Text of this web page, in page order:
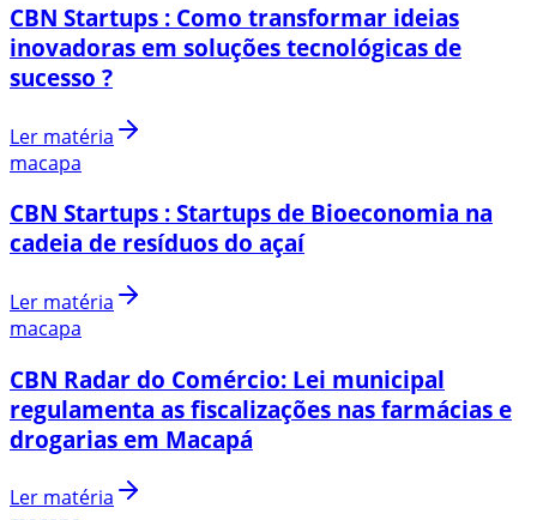
CBN Startups : Como transformar ideias
inovadoras em soluções tecnológicas de
sucesso ?
Ler matéria
macapa
CBN Startups : Startups de Bioeconomia na
cadeia de resíduos do açaí
Ler matéria
macapa
CBN Radar do Comércio: Lei municipal
regulamenta as fiscalizações nas farmácias e
drogarias em Macapá
Ler matéria